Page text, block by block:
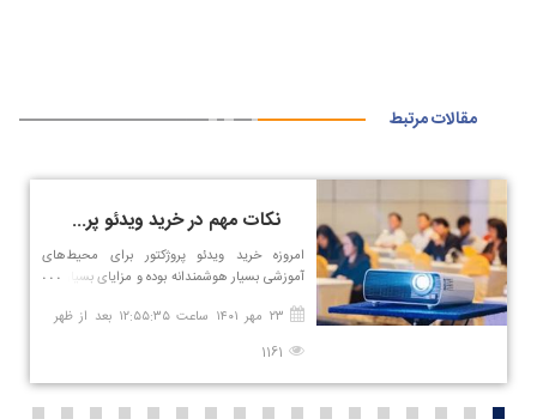
مقالات مرتبط
نکات مهم در خرید ویدئو پروژکتور برای محیط‌های آموزشی
امروزه خرید ویدئو پروژکتور برای محیط‌های
آموزشی بسیار هوشمندانه بوده و مزایای بسیاری را
محسوب می‌شود. در نظر داشته باشید که انتخاب
یک ویدئو پروژکتور برای اهداف آموزشی کار
ساده‌ای نیست و باید ویژگی‌های محیطی نظیر
اندازه اتاق، فضا و نور را در نظر بگیرید، زیرا در
صورت خرید اشتباه و نا‌آگاهانه ممکن است بیشتر
۲۳ مهر ۱۴۰۱ ساعت ۱۲:۵۵:۳۵ بعد از ظهر
1161